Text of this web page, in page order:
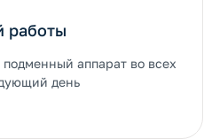
работы
аппарат во всех
день